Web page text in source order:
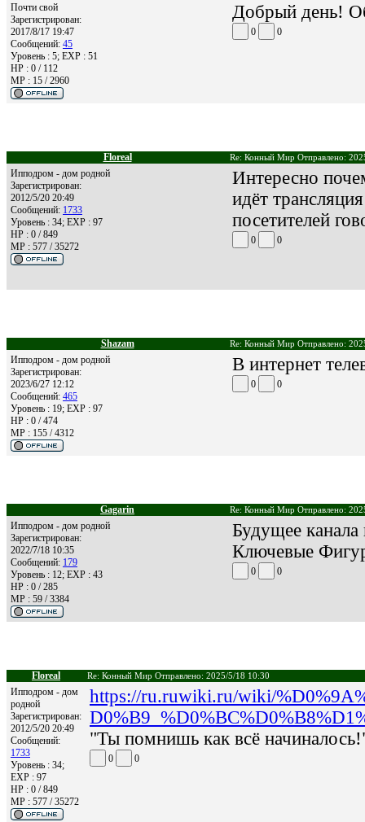
Почти свой
Зарегистрирован:
2017/8/17 19:47
Сообщений: 45
Уровень : 5; EXP : 51
HP : 0 / 112
MP : 15 / 2960
Добрый день!
0 0
Floreal Re: Конный Мир Отправлено:
Ипподром - дом родной
Зарегистрирован:
2012/5/20 20:49
Сообщений: 1733
Уровень : 34; EXP : 97
HP : 0 / 849
MP : 577 / 35272
Интересно
идёт
посетителей
0 0
Shazam Re: Конный Мир Отправлено:
Ипподром - дом родной
Зарегистрирован:
2023/6/27 12:12
Сообщений: 465
Уровень : 19; EXP : 97
HP : 0 / 474
MP : 155 / 4312
В интернет
0 0
Gagarin Re: Конный Мир Отправлено:
Ипподром - дом родной
Зарегистрирован:
2022/7/18 10:35
Сообщений: 179
Уровень : 12; EXP : 43
HP : 0 / 285
MP : 59 / 3384
Будущее
Ключевые
0 0
Floreal Re: Конный Мир Отправлено: 2025/5/18 10:30
Ипподром - дом
родной
Зарегистрирован:
2012/5/20 20:49
Сообщений:
1733
Уровень : 34;
EXP : 97
HP : 0 / 849
MP : 577 / 35272
https://ru.ruwiki.ru/wiki/
"Ты помнишь как всё
0 0